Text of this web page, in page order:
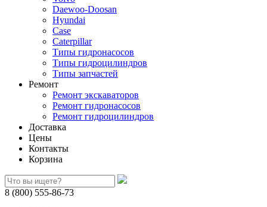
Daewoo-Doosan
Hyundai
Case
Caterpillar
Типы гидронасосов
Типы гидроцилиндров
Типы запчастей
Ремонт
Ремонт экскаваторов
Ремонт гидронасосов
Ремонт гидроцилиндров
Доставка
Цены
Контакты
Корзина
8 (800) 555-86-73